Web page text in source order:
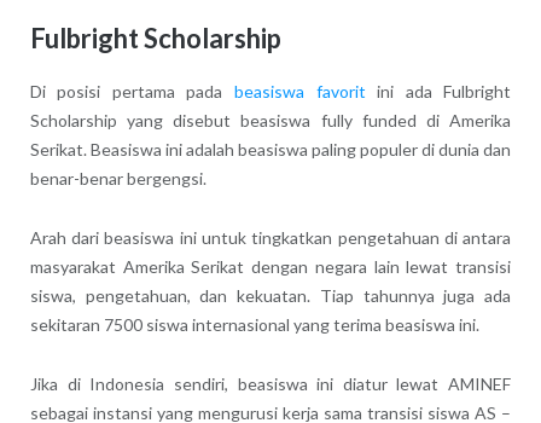
Fulbright Scholarship
Di posisi pertama pada beasiswa favorit ini ada Fulbright
Scholarship yang disebut beasiswa fully funded di Amerika
Serikat. Beasiswa ini adalah beasiswa paling populer di dunia dan
benar-benar bergengsi.
Arah dari beasiswa ini untuk tingkatkan pengetahuan di antara
masyarakat Amerika Serikat dengan negara lain lewat transisi
siswa, pengetahuan, dan kekuatan. Tiap tahunnya juga ada
sekitaran 7500 siswa internasional yang terima beasiswa ini.
Jika di Indonesia sendiri, beasiswa ini diatur lewat AMINEF
sebagai instansi yang mengurusi kerja sama transisi siswa AS –